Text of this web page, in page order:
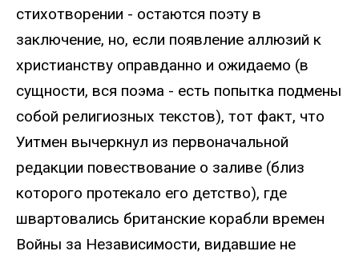
стихотворении - остаются поэту в
заключение, но, если появление аллюзий к
христианству оправданно и ожидаемо (в
сущности, вся поэма - есть попытка подмены
собой религиозных текстов), тот факт, что
Уитмен вычеркнул из первоначальной
редакции повествование о заливе (близ
которого протекало его детство), где
швартовались британские корабли времен
Войны за Независимости, видавшие не